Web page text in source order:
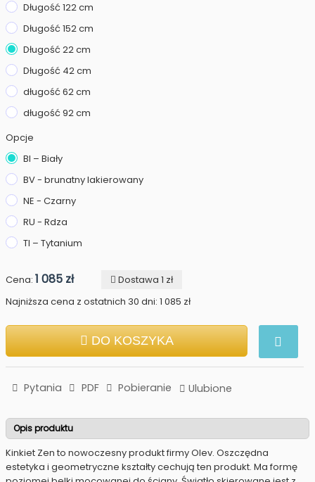
Długość 122 cm
Długość 152 cm
Długość 22 cm
Długość 42 cm
długość 62 cm
długość 92 cm
Opcje
BI – Biały
BV - brunatny lakierowany
NE - Czarny
RU - Rdza
TI – Tytanium
Cena: 1 085 zł
Dostawa 1 zł
Najniższa cena z ostatnich 30 dni: 1 085 zł
DO KOSZYKA
Pytania PDF Pobieranie Ulubione
Opis produktu
Kinkiet Zen to nowoczesny produkt firmy Olev. Oszczędna
estetyka i geometryczne kształty cechują ten produkt. Ma formę